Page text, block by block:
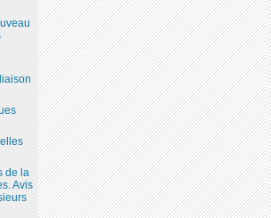
de la
Avis